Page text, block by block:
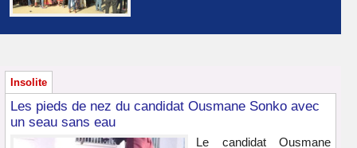
Insolite
Les pieds de nez du candidat Ousmane Sonko avec
un seau sans eau
Le candidat Ousmane